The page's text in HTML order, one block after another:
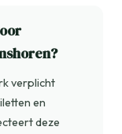
verplicht
en
deze